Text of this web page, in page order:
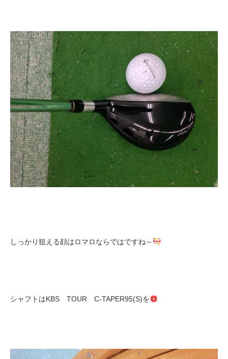
しっかり狙える顔はロマロならではですね～
シャフトはKBS TOUR C-TAPER95(S)を